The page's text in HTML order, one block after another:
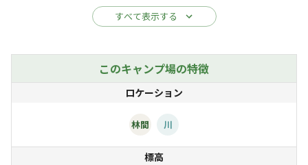
緩やかに回る水車を眺めて
湯気が立ち上る五右衛門風呂に浸かって
無数の星が浮かぶ夜空を見つめて
そして自分自身とどんな話しができるだろう。
すべて表示する
このキャンプ場の特徴
ロケーション
林間 川
標高